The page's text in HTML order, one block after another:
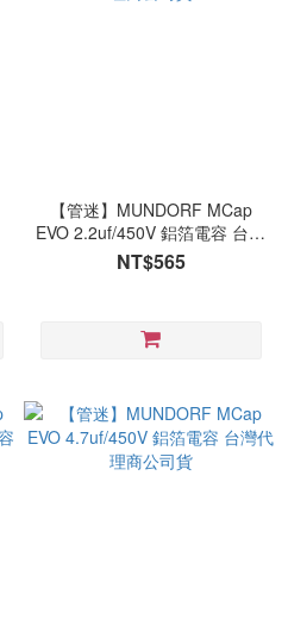
【管迷】MUNDORF MCap
EVO 2.2uf/450V 鋁箔電容 台灣
代理商公司貨
NT$565